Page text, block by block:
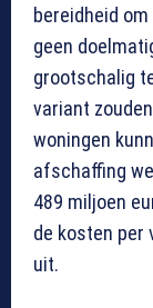
bereidheid
geen
grootschalig
variant
woningen
afschaffing
489 miljoen
de kosten per
uit.